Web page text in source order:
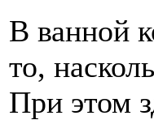
В ванной
то,
При этом